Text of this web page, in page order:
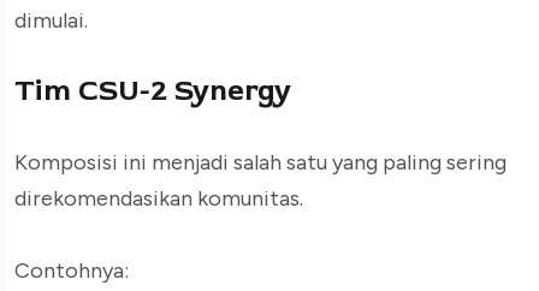
dimulai.
Tim CSU-2 Synergy
Komposisi ini menjadi salah satu yang paling sering
direkomendasikan komunitas.
Contohnya: